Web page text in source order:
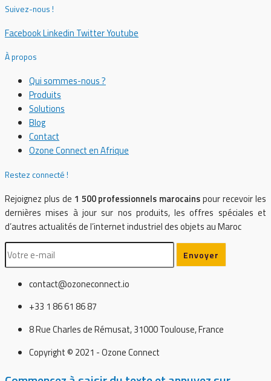
Suivez-nous !
FacebookLinkedin TwitterYoutube
À propos
Qui sommes-nous ?
Produits
Solutions
Blog
Contact
Ozone Connect en Afrique
Restez connecté !
Rejoignez plus de 1 500 professionnels marocainspour recevoir les
dernières mises à jour sur nos produits, les offres spéciales et
d’autres actualités de l’internet industriel des objets au Maroc
contact@ozoneconnect.io
+33 1 86 61 86 87
8 Rue Charles de Rémusat, 31000 Toulouse, France
Copyright © 2021 - Ozone Connect